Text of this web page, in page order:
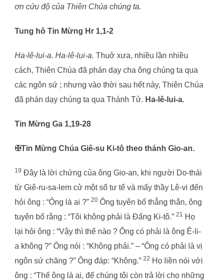
ơn cứu độ của Thiên Chúa chúng ta.
Tung hô Tin Mừng Hr 1,1-2
Ha-lê-lui-a. Ha-lê-lui-a. Thuở xưa, nhiều lần nhiều
cách, Thiên Chúa đã phán dạy cha ông chúng ta qua
các ngôn sứ ; nhưng vào thời sau hết này, Thiên Chúa
đã phán dạy chúng ta qua Thánh Tử. Ha-lê-lui-a.
Tin Mừng Ga 1,19-28
✠Tin Mừng Chúa Giê-su Ki-tô theo thánh Gio-an.
19 Đây là lời chứng của ông Gio-an, khi người Do-thái
từ Giê-ru-sa-lem cử một số tư tế và mấy thầy Lê-vi đến
hỏi ông : “Ông là ai ?” 20 Ông tuyên bố thẳng thắn, ông
tuyên bố rằng : “Tôi không phải là Đấng Ki-tô.” 21
Họ
lại hỏi ông : “Vậy thì thế nào ? Ông có phải là ông Ê-li-
a không ?” Ông nói : “Không phải.” – “Ông có phải là vị
ngôn sứ chăng ?” Ông đáp: “Không.” 22 Họ liền nói với
ông : “Thế ông là ai, để chúng tôi còn trả lời cho những